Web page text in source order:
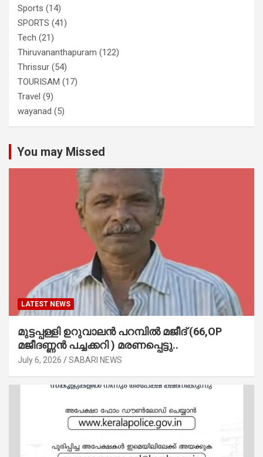
Sports (14)
SPORTS (41)
Tech (21)
Thiruvananthapuram (122)
Thrissur (54)
TOURISAM (17)
Travel (9)
wayanad (5)
You may Missed
LATEST NEWS
മുട്ടപ്പള്ളി ഉറുവാലൻ പറമ്പിൽ മജീദ് (66,OP
മജീദണ്ണൻ പച്ചക്കറി ) മരണപ്പെട്ടു..
July 6, 2026 SABARI NEWS